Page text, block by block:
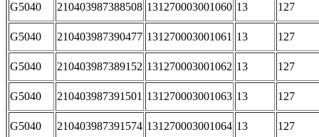
G5040 210403987388508 131270003001060 13 127
G5040 210403987390477 131270003001061 13 127
G5040 210403987389152 131270003001062 13 127
G5040 210403987391501 131270003001063 13 127
G5040 210403987391574 131270003001064 13 127